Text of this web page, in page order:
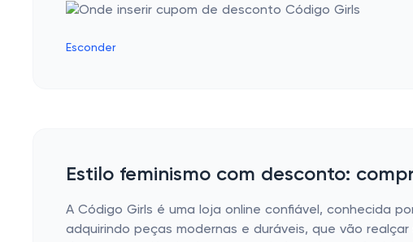
Esconder
Estilo feminismo com desconto:
A Código Girls é uma loja online confiável, conhecida
adquirindo peças modernas e duráveis, que vão